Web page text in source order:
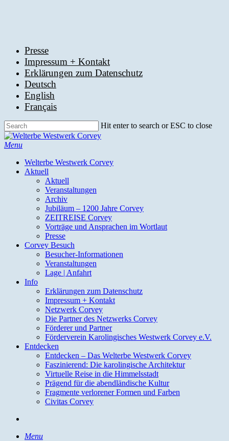
Presse
Impressum + Kontakt
Erklärungen zum Datenschutz
Deutsch
English
Français
Hit enter to search or ESC to close
Close
Search
search
Menu
Welterbe Westwerk Corvey
Aktuell
Aktuell
Veranstaltungen
Archiv
Jubiläum – 1200 Jahre Corvey
ZEITREISE Corvey
Vorträge und Ansprachen im Wortlaut
Presse
Corvey Besuch
Besucher-Informationen
Veranstaltungen
Lage | Anfahrt
Info
Erklärungen zum Datenschutz
Impressum + Kontakt
Netzwerk Corvey
Die Partner des Netzwerks Corvey
Förderer und Partner
Förderverein Karolingisches Westwerk Corvey e.V.
Entdecken
Entdecken – Das Welterbe Westwerk Corvey
Faszinierend: Die karolingische Architektur
Virtuelle Reise in die Himmelsstadt
Prägend für die abendländische Kultur
Fragmente verlorener Formen und Farben
Civitas Corvey
Menu